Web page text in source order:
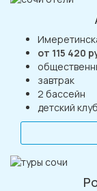
от 115 420
завтрак
2 бассейн
детский